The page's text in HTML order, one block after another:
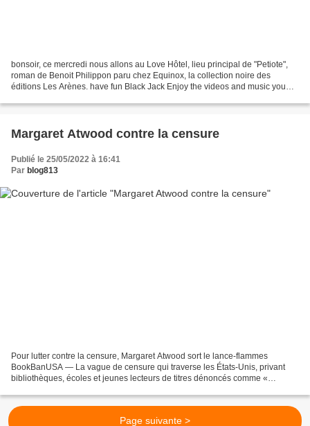
bonsoir, ce mercredi nous allons au Love Hôtel, lieu principal de "Petiote",
roman de Benoit Philippon paru chez Equinox, la collection noire des
éditions Les Arènes. have fun Black Jack Enjoy the videos and music you
Margaret Atwood contre la censure
Publié le 25/05/2022 à 16:41
Par blog813
Pour lutter contre la censure, Margaret Atwood sort le lance-flammes
BookBanUSA — La vague de censure qui traverse les États-Unis, privant
bibliothèques, écoles et jeunes lecteurs de titres dénoncés comme «
Page suivante >